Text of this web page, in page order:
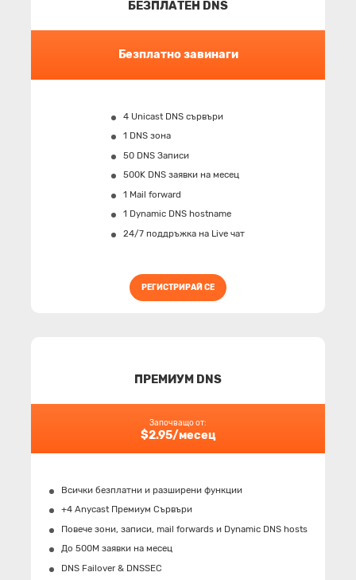
БЕЗПЛАТЕН DNS
Безплатно завинаги
4 Unicast DNS сървъри
1 DNS зона
50 DNS Записи
500K DNS заявки на месец
1 Mail forward
1 Dynamic DNS hostname
24/7 поддръжка на Live чат
РЕГИСТРИРАЙ СЕ
ПРЕМИУМ DNS
Започващо от:
$2.95/месец
Всички безплатни и разширени функции
+4 Anycast Премиум Сървъри
Повече зони, записи, mail forwards и Dynamic DNS hosts
До 500M заявки на месец
DNS Failover & DNSSEC